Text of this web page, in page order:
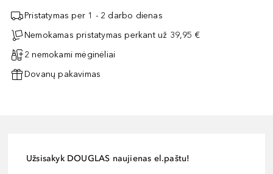
Pristatymas per 1 - 2 darbo dienas
Nemokamas pristatymas perkant už 39,95 €
2 nemokami mėginėliai
Dovanų pakavimas
Užsisakyk DOUGLAS naujienas el.paštu!